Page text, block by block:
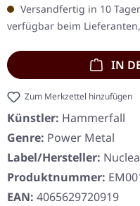
Versandfertig in 10
verfügbar beim
IN
Zum Merkzettel hinzufügen
Künstler: Hammerfall
Genre: Power Metal
Label/Hersteller:
Produktnummer:
EAN: 4065629720919